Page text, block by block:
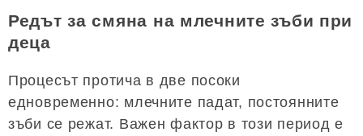
Редът за смяна на млечните зъби при
деца
Процесът протича в две посоки
едновременно: млечните падат, постоянните
зъби се режат. Важен фактор в този период е